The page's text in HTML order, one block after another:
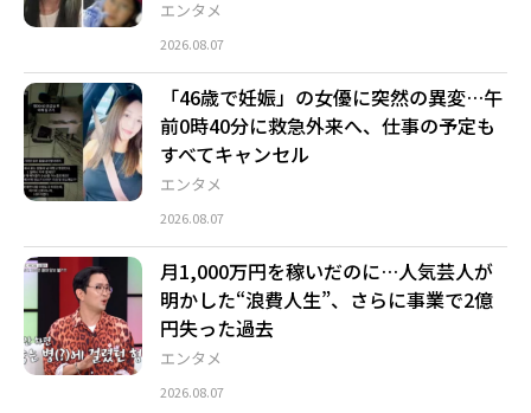
エンタメ
2026.08.07
エンタメ
「46歳で妊娠」の女優に突然の異変…午
前0時40分に救急外来へ、仕事の予定も
すべてキャンセル
2026.08.07
エンタメ
月1,000万円を稼いだのに…人気芸人が
明かした“浪費人生”、さらに事業で2億
円失った過去
2026.08.07